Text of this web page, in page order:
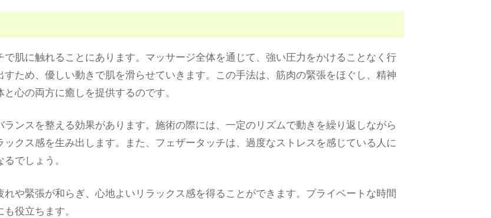
肌に触れることにあります。マッサージ全体を通じて、強い圧力をかけることなく行
ため、優しい動きで肌を滑らせていきます。この手法は、筋肉の緊張をほぐし、精神
心の両方に癒しを提供するのです。
ンスを整える効果があります。施術の際には、一定のリズムで動きを繰り返しながら
クス感を生み出します。また、フェザータッチは、過度なストレスを感じている人に
でしょう。
や緊張が和らぎ、心地よいリラックス感を得ることができます。プライベートな時間
役立ちます。